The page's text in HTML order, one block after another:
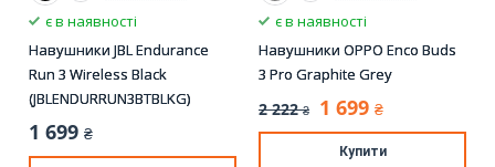
є в наявності
Навушники JBL Endurance
Run 3 Wireless Black
(JBLENDURRUN3BTBLKG)
1 699 ₴
є в наявності
Навушники OPPO Enco Buds
3 Pro Graphite Grey
2 222 ₴ 1 699 ₴
Купити